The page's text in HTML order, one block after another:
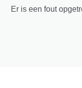
Er is een fout